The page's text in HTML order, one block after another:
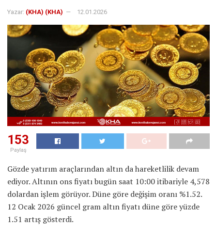
Yazar: (KHA) (KHA) 12.01.2026
153
Paylaş
Gözde yatırım araçlarından altın da hareketlilik devam
ediyor. Altının ons fiyatı bugün saat 10:00 itibariyle 4,578
dolardan işlem görüyor. Düne göre değişim oranı %1.52.
12 Ocak 2026 güncel gram altın fiyatı düne göre yüzde
1.51 artış gösterdi.